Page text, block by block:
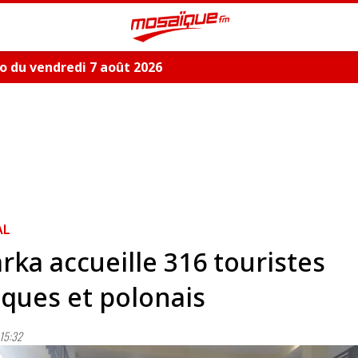
du vendredi 7 août 2026
accueille 316 touristes
et polonais